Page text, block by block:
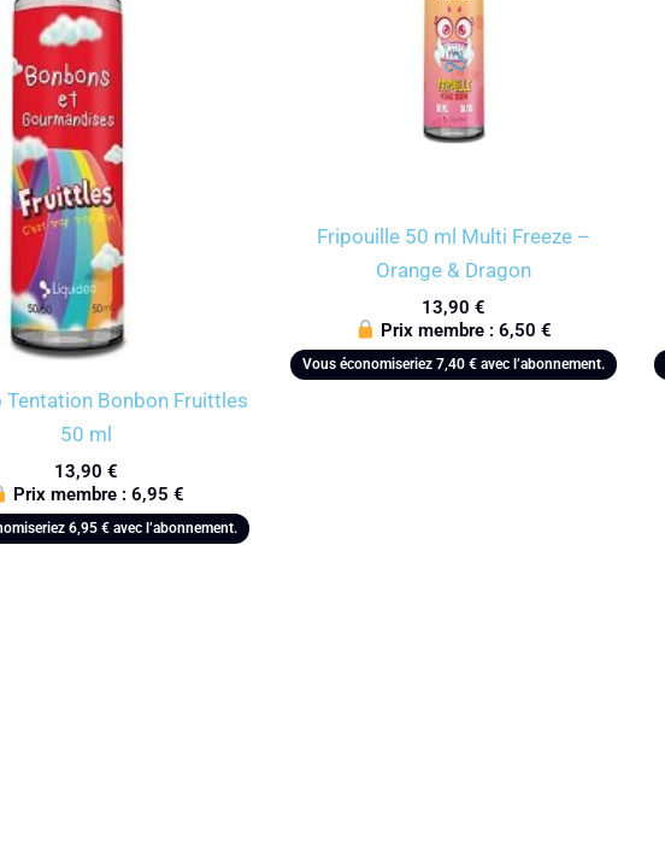
Tentation Bonbon Fruittles
50 ml
13,90 €
Prix membre :6,95€
6,95 € avec l’abonnement.
Fripouille 50 ml Multi Freeze –
Orange & Dragon
13,90 €
Prix membre :6,50€
Vous économiseriez 7,40 € avec l’abonnement.